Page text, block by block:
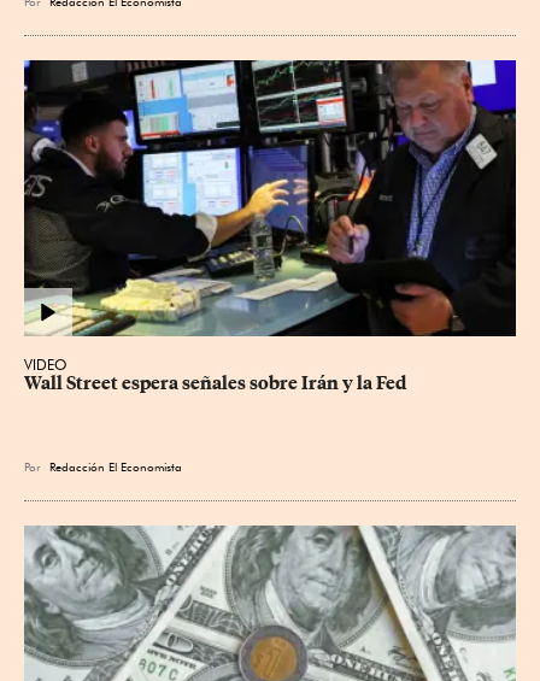
VIDEO
Wall Street espera señales sobre Irán y la Fed
Por Redacción El Economista